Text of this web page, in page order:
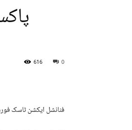
0
616
فنانشل ایکشن ٹاسک